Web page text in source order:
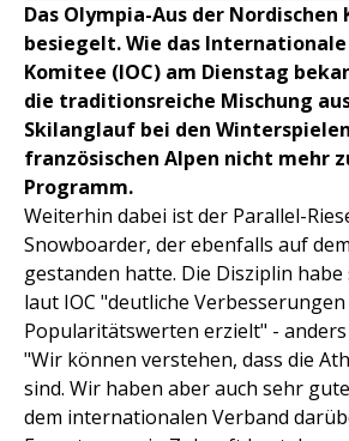
Das Olympia-Aus der
besiegelt. Wie das
Komitee (IOC) am Dienstag
die traditionsreiche Mischung
Skilanglauf bei den
französischen Alpen nicht mehr
Programm.
Weiterhin dabei ist der Parallel-
Snowboarder, der ebenfalls auf
gestanden hatte. Die Disziplin habe
laut IOC "deutliche
Popularitätswerten erzielt" - anders
"Wir können verstehen, dass die
sind. Wir haben aber auch sehr
dem internationalen Verband